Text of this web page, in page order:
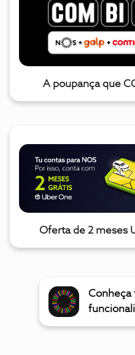
A poupança que
Oferta de 2 meses
Conheça